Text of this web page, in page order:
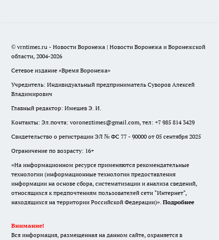
© vrntimes.ru - Новости Воронежа | Новости Воронежа и Воронежской
области, 2004-2026
Сетевое издание «Время Воронежа»
Учредитель: Индивидуальный предприниматель Суворов Алексей
Владимирович
Главный редактор: Имешев Э. И.
Контакты: Эл.почта: voroneztimes@gmail.com, тел: +7 985 814 3429
Свидетельство о регистрации ЭЛ № ФС 77 - 90000 от 05 сентября 2025
Ограничение по возрасту: 16+
«На информационном ресурсе применяются рекомендательные
технологии (информационные технологии предоставления
информации на основе сбора, систематизации и анализа сведений,
относящихся к предпочтениям пользователей сети "Интернет",
находящихся на территории Российской Федерации)». Подробнее
Внимание!
Вся информация, размещенная на данном сайте, охраняется в